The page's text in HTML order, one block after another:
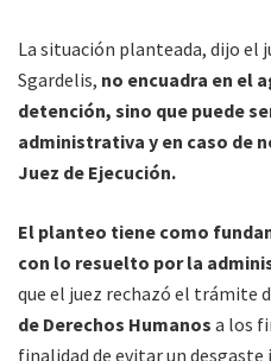
La situación planteada, dijo el
Sgardelis, no encuadra en el
detención, sino que puede
administrativa y en caso de
Juez de Ejecución.
El planteo tiene como
con lo resuelto por la
que el juez rechazó el trámite
de Derechos Humanos a los
finalidad de evitar un desgaste